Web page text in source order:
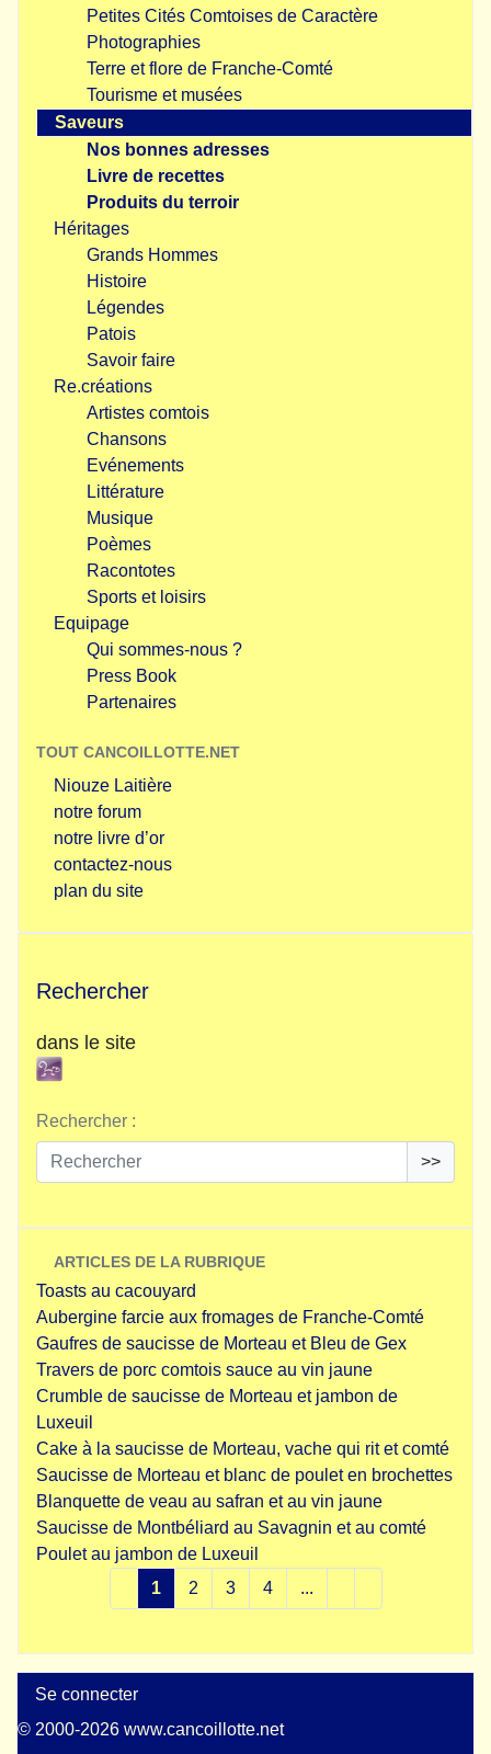
Petites Cités Comtoises de Caractère
Photographies
Terre et flore de Franche-Comté
Tourisme et musées
Saveurs
Nos bonnes adresses
Livre de recettes
Produits du terroir
Héritages
Grands Hommes
Histoire
Légendes
Patois
Savoir faire
Re.créations
Artistes comtois
Chansons
Evénements
Littérature
Musique
Poèmes
Racontotes
Sports et loisirs
Equipage
Qui sommes-nous ?
Press Book
Partenaires
TOUT CANCOILLOTTE.NET
Niouze Laitière
notre forum
notre livre d’or
contactez-nous
plan du site
Rechercher
dans le site
Rechercher :
>>
ARTICLES DE LA RUBRIQUE
Toasts au cacouyard
Aubergine farcie aux fromages de Franche-Comté
Gaufres de saucisse de Morteau et Bleu de Gex
Travers de porc comtois sauce au vin jaune
Crumble de saucisse de Morteau et jambon de
Luxeuil
Cake à la saucisse de Morteau, vache qui rit et comté
Saucisse de Morteau et blanc de poulet en brochettes
Blanquette de veau au safran et au vin jaune
Saucisse de Montbéliard au Savagnin et au comté
Poulet au jambon de Luxeuil
1
2 3 4 ...
Se connecter
© 2000-2026 www.cancoillotte.net